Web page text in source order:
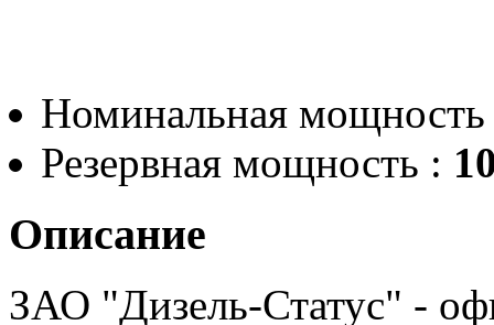
Номинальная
Резервная мощность :
Описание
ЗАО "Дизель-Статус" -